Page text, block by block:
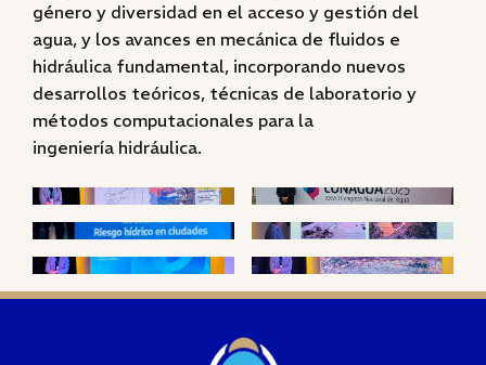
género y diversidad en el acceso y gestión del
agua, y los avances en mecánica de fluidos e
hidráulica fundamental, incorporando nuevos
desarrollos teóricos, técnicas de laboratorio y
métodos computacionales para la
ingeniería hidráulica.